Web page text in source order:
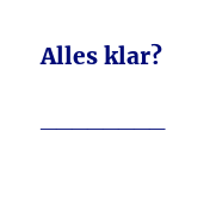
Alles klar?